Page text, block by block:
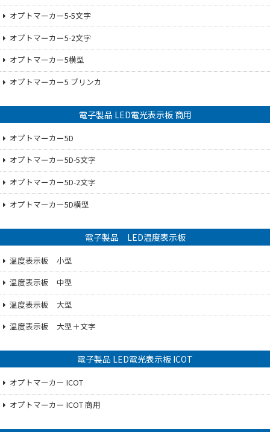
オプトマーカー5-5文字
オプトマーカー5-2文字
オプトマーカー5横型
オプトマーカー5 ブリンカ
電子製品 LED電光表示板 商用
オプトマーカー5D
オプトマーカー5D-5文字
オプトマーカー5D-2文字
オプトマーカー5D横型
電子製品 LED温度表示板
温度表示板 小型
温度表示板 中型
温度表示板 大型
温度表示板 大型＋文字
電子製品 LED電光表示板 ICOT
オプトマーカー ICOT
オプトマーカー ICOT 商用